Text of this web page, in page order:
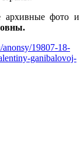
архивные фото и
19807-18-
ganibalovoj-